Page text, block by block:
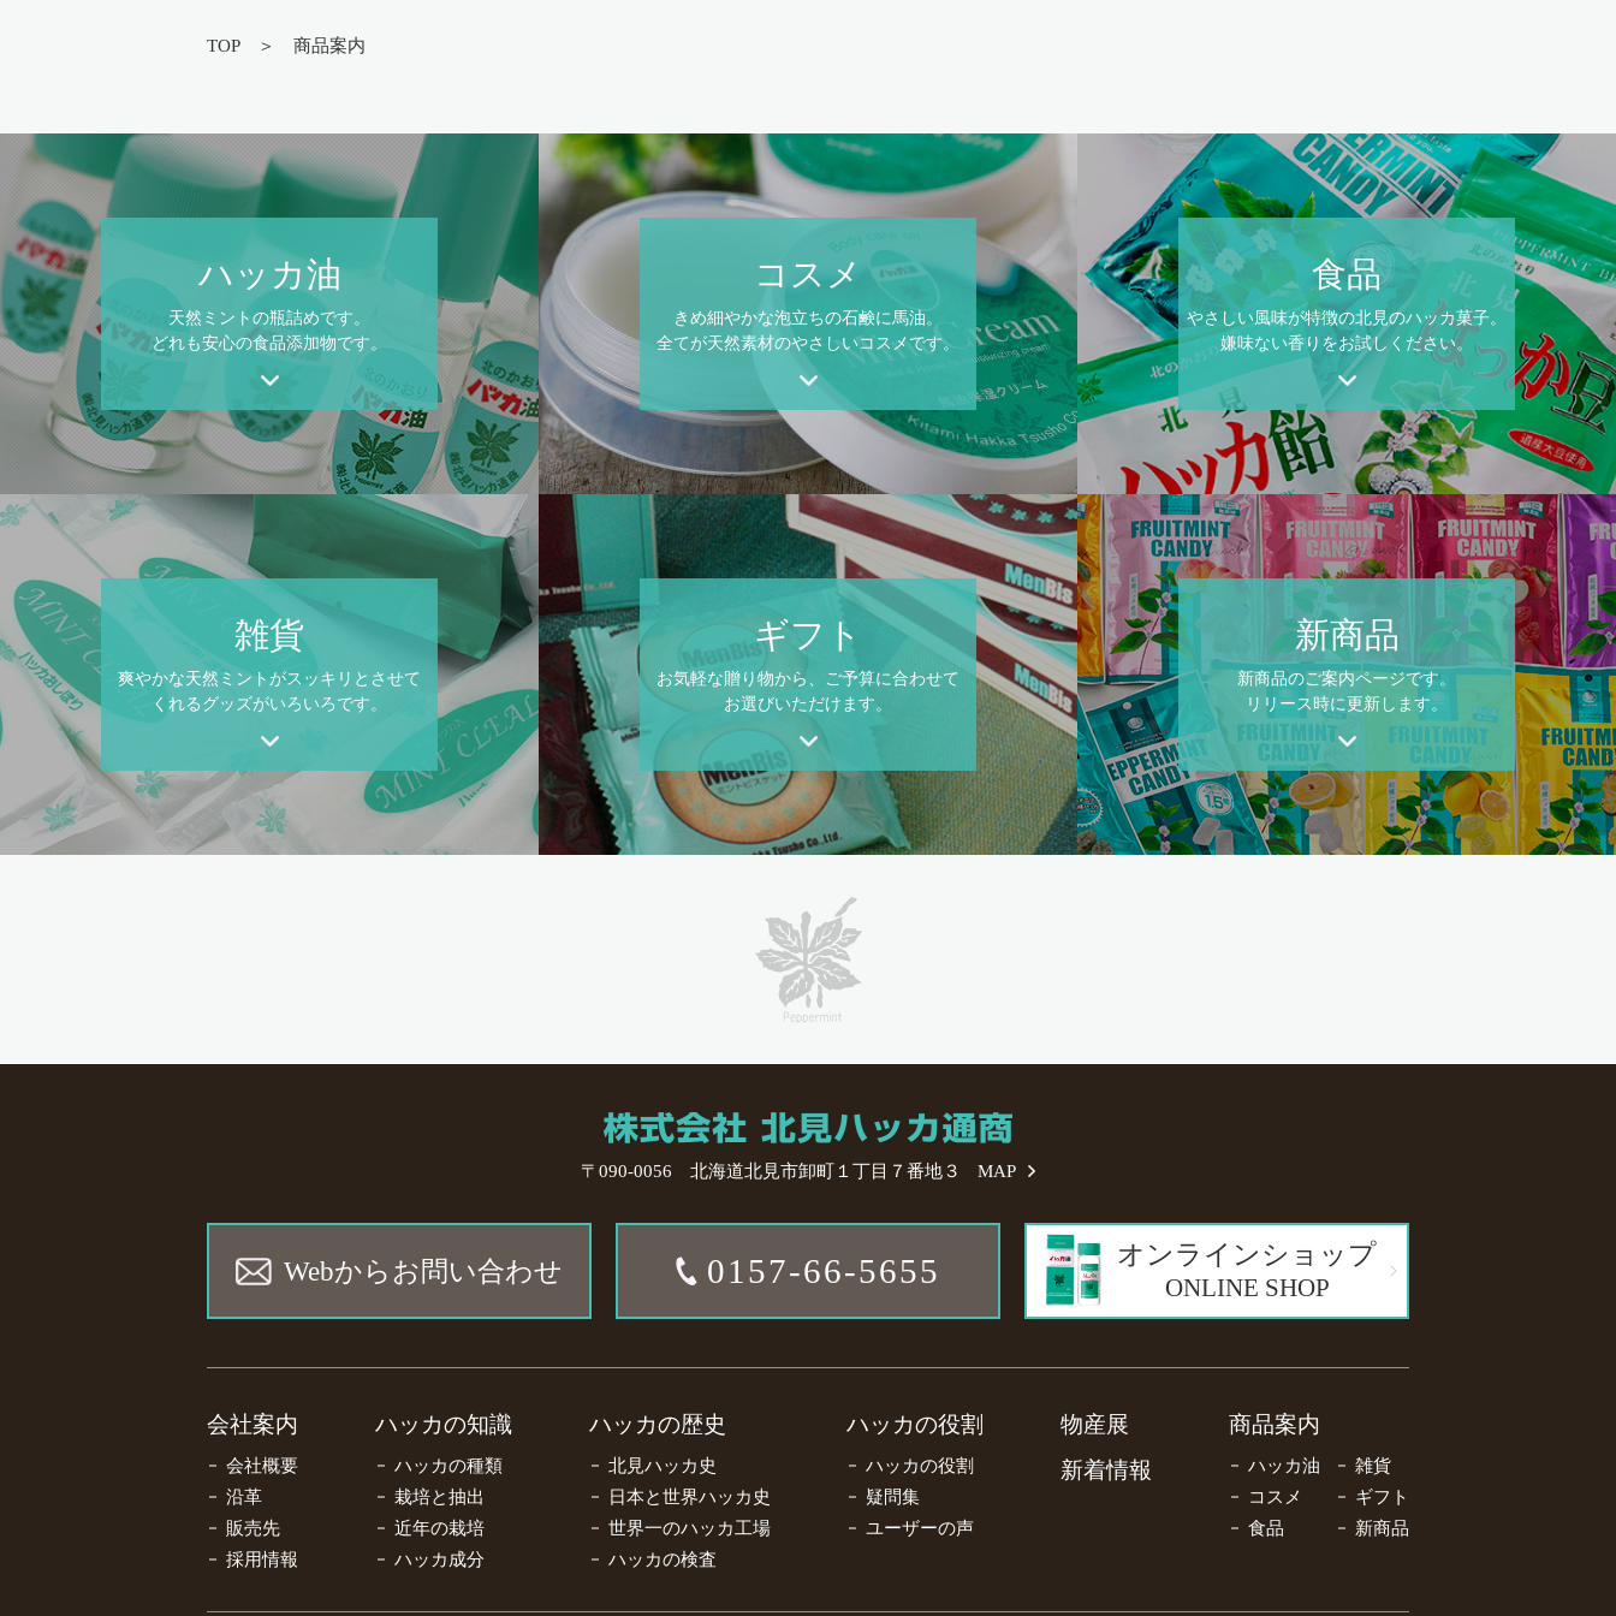
TOP 商品案内
ハッカ油
天然ミントの瓶詰めです。
どれも安心の食品添加物です。
コスメ
きめ細やかな泡立ちの石鹸に馬油。
全てが天然素材のやさしいコスメです。
食品
やさしい風味が特徴の北見のハッカ菓子。
嫌味ない香りをお試しください。
雑貨
爽やかな天然ミントがスッキリとさせて
くれるグッズがいろいろです。
ギフト
お気軽な贈り物から、ご予算に合わせて
お選びいただけます。
新商品
新商品のご案内ページです。
リリース時に更新します。
〒090-0056 北海道北見市卸町１丁目７番地３ MAP
Webからお問い合わせ 0157-66-5655 オンラインショップ
ONLINE SHOP
会社案内
会社概要
沿革
販売先
採用情報
ハッカの知識
ハッカの種類
栽培と抽出
近年の栽培
ハッカ成分
ハッカの歴史
北見ハッカ史
日本と世界ハッカ史
世界一のハッカ工場
ハッカの検査
ハッカの役割
ハッカの役割
疑問集
ユーザーの声
物産展
新着情報
商品案内
ハッカ油
雑貨
コスメ
ギフト
食品
新商品